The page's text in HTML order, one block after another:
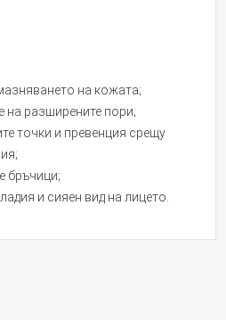
на кожата;
на разширените пори;
точки и превенция срещу
бръчици;
и сияен вид на лицето.